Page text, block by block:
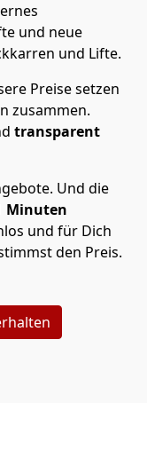
und neue
und Lifte.
Preise setzen
zusammen.
transparent
Und die
Minuten
und für Dich
den Preis.